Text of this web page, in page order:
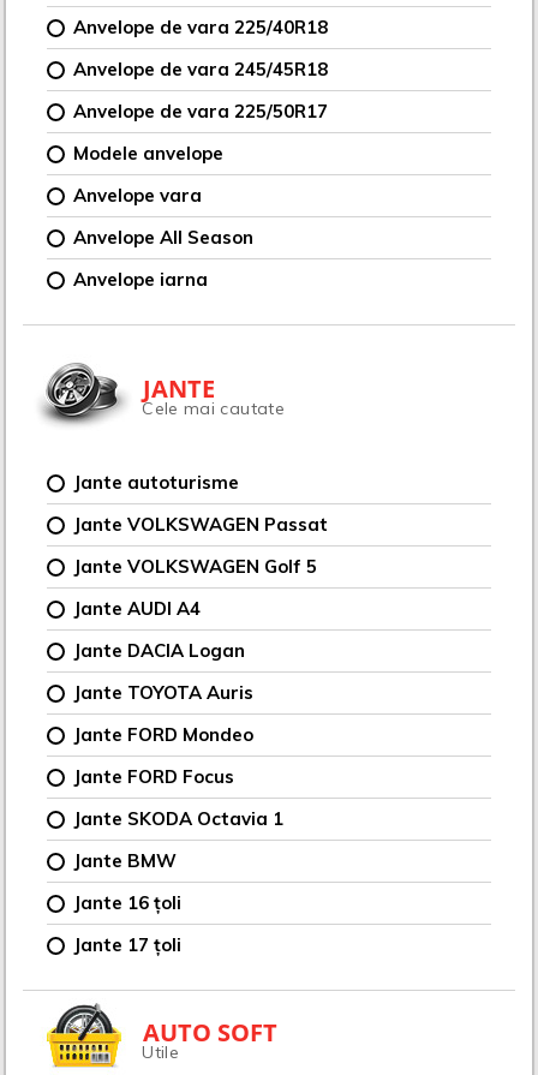
Anvelope de vara 225/40R18
Anvelope de vara 245/45R18
Anvelope de vara 225/50R17
Modele anvelope
Anvelope vara
Anvelope All Season
Anvelope iarna
JANTE
Cele mai cautate
Jante autoturisme
Jante VOLKSWAGEN Passat
Jante VOLKSWAGEN Golf 5
Jante AUDI A4
Jante DACIA Logan
Jante TOYOTA Auris
Jante FORD Mondeo
Jante FORD Focus
Jante SKODA Octavia 1
Jante BMW
Jante 16 țoli
Jante 17 țoli
AUTO SOFT
Utile